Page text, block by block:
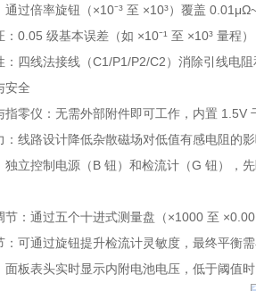
通过倍率旋钮（×10⁻³ 至 ×10³）覆盖
：0.05 级基本误差（如 ×10⁻¹ 至 ×10³ 量程
：四线法接线（C1/P1/P2/C2）消除引线电
安全
指零仪：无需外部附件即可工作，内置 1.5V
：线路设计降低杂散磁场对低值有感电阻的
独立控制电源（B 钮）和检流计（G 钮），
节：通过五个十进式测量盘（×1000 至
：可通过旋钮提升检流计灵敏度，最终平衡
面板表头实时显示内附电池电压，低于阈值时